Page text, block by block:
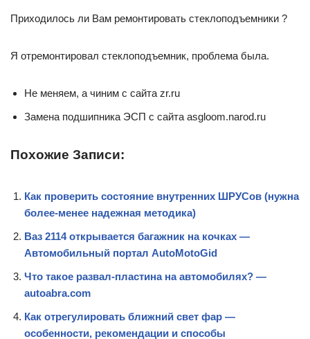
Приходилось ли Вам ремонтировать стеклоподъемники ?
Я отремонтировал стеклоподъемник, проблема была.
Не меняем, а чиним с сайта zr.ru
Замена подшипника ЭСП с сайта asgloom.narod.ru
Похожие Записи:
Как проверить состояние внутренних ШРУСов (нужна
более-менее надежная методика)
Ваз 2114 открывается багажник на кочках —
Автомобильный портал AutoMotoGid
Что такое развал-пластина на автомобилях? —
autoabra.com
Как отрегулировать ближний свет фар —
особенности, рекомендации и способы